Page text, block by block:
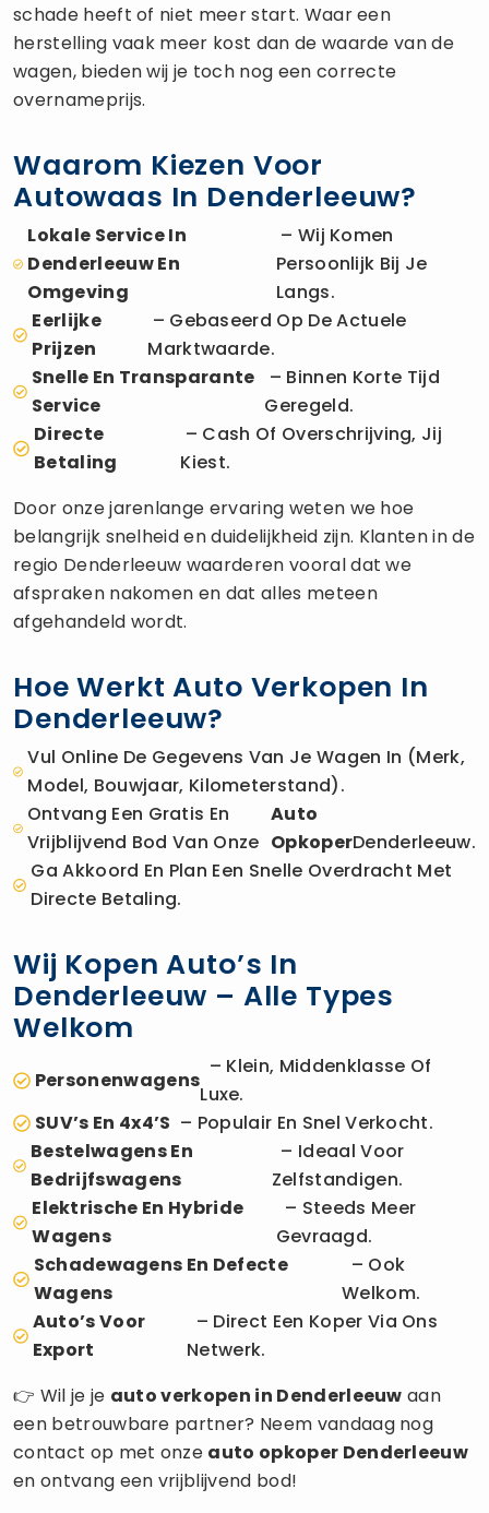
schade heeft of niet meer start. Waar een
herstelling vaak meer kost dan de waarde van de
wagen, bieden wij je toch nog een correcte
overnameprijs.
Waarom Kiezen Voor
Autowaas In Denderleeuw?
Lokale Service In
Denderleeuw En
Omgeving
– Wij Komen
Persoonlijk Bij Je
Langs.
Eerlijke
Prijzen
– Gebaseerd Op De Actuele
Marktwaarde.
Snelle En Transparante
Service
– Binnen Korte Tijd
Geregeld.
Directe
Betaling
– Cash Of Overschrijving, Jij
Kiest.
Door onze jarenlange ervaring weten we hoe
belangrijk snelheid en duidelijkheid zijn. Klanten in de
regio Denderleeuw waarderen vooral dat we
afspraken nakomen en dat alles meteen
afgehandeld wordt.
Hoe Werkt Auto Verkopen In
Denderleeuw?
Vul Online De Gegevens Van Je Wagen In (merk,
Model, Bouwjaar, Kilometerstand).
Ontvang Een Gratis En
Vrijblijvend Bod Van Onze
Auto
OpkoperDenderleeuw.
Ga Akkoord En Plan Een Snelle Overdracht Met
Directe Betaling.
Wij Kopen Auto’s In
Denderleeuw – Alle Types
Welkom
Personenwagens
– Klein, Middenklasse Of
Luxe.
SUV’s En 4x4’s – Populair En Snel Verkocht.
Bestelwagens En
Bedrijfswagens
– Ideaal Voor
Zelfstandigen.
Elektrische En Hybride
Wagens
– Steeds Meer
Gevraagd.
Schadewagens En Defecte
Wagens
– Ook
Welkom.
Auto’s Voor
Export
– Direct Een Koper Via Ons
Netwerk.
👉 Wil je je auto verkopen in Denderleeuw aan
een betrouwbare partner? Neem vandaag nog
contact op met onze auto opkoper Denderleeuw
en ontvang een vrijblijvend bod!